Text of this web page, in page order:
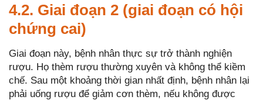
4.2. Giai đoạn 2 (giai đoạn có hội
chứng cai)
Giai đoạn này, bệnh nhân thực sự trở thành nghiện
rượu. Họ thèm rượu thường xuyên và không thể kiềm
chế. Sau một khoảng thời gian nhất định, bệnh nhân lại
phải uống rượu để giảm cơn thèm, nếu không được